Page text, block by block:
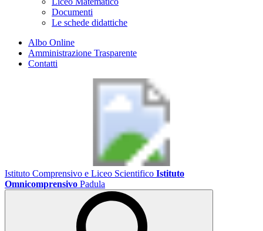
Documenti
Le schede didattiche
Albo Online
Amministrazione Trasparente
Contatti
Istituto Comprensivo e Liceo Scientifico Istituto
Omnicomprensivo Padula